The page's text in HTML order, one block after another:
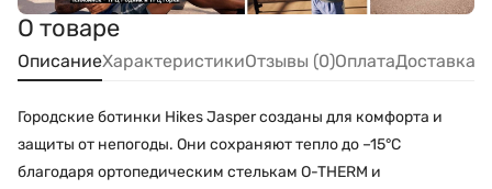
О товаре
ОписаниеХарактеристикиОтзывы (0)ОплатаДоставка
Городские ботинки Hikes Jasper созданы для комфорта и
защиты от непогоды. Они сохраняют тепло до –15°C
благодаря ортопедическим стелькам O-THERM и